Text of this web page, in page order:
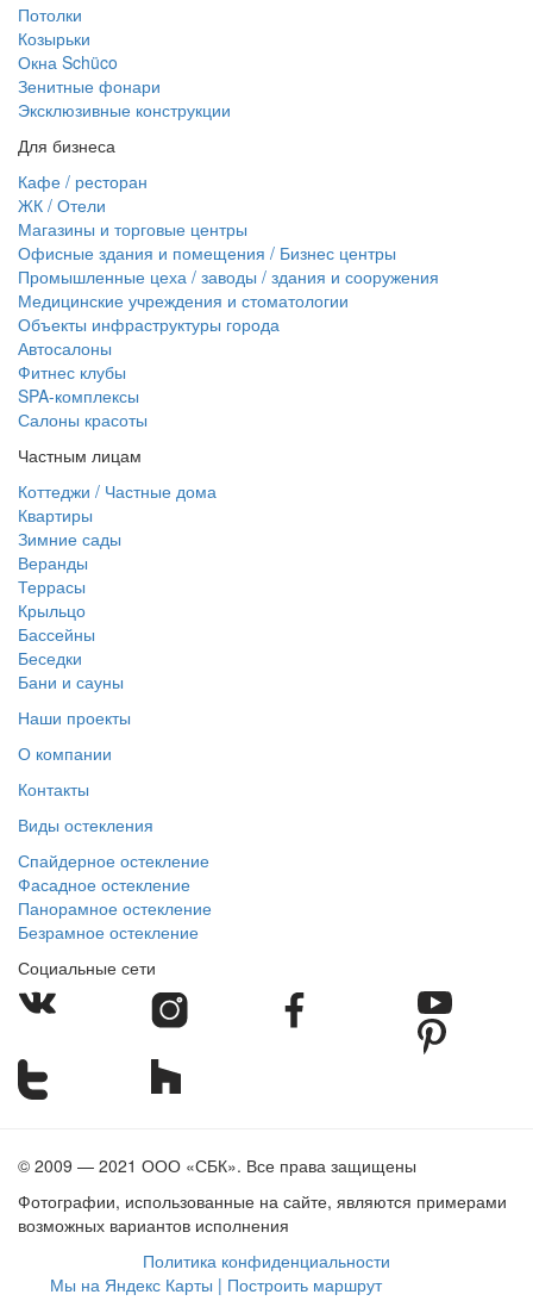
Потолки
Козырьки
Окна Schüco
Зенитные фонари
Эксклюзивные конструкции
Для бизнеса
Кафе / ресторан
ЖК / Отели
Магазины и торговые центры
Офисные здания и помещения / Бизнес центры
Промышленные цеха / заводы / здания и сооружения
Медицинские учреждения и стоматологии
Объекты инфраструктуры города
Автосалоны
Фитнес клубы
SPA-комплексы
Салоны красоты
Частным лицам
Коттеджи / Частные дома
Квартиры
Зимние сады
Веранды
Террасы
Крыльцо
Бассейны
Беседки
Бани и сауны
Наши проекты
О компании
Контакты
Виды остекления
Спайдерное остекление
Фасадное остекление
Панорамное остекление
Безрамное остекление
Социальные сети
© 2009 — 2021 ООО «СБК». Все права защищены
Фотографии, использованные на сайте, являются примерами
возможных вариантов исполнения
Политика конфиденциальности
Мы на Яндекс Карты | Построить маршрут